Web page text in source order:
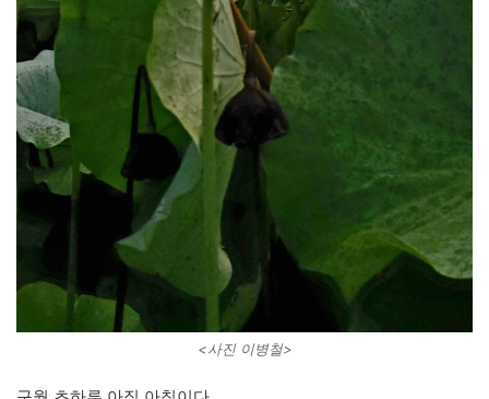
<사진 이병철>